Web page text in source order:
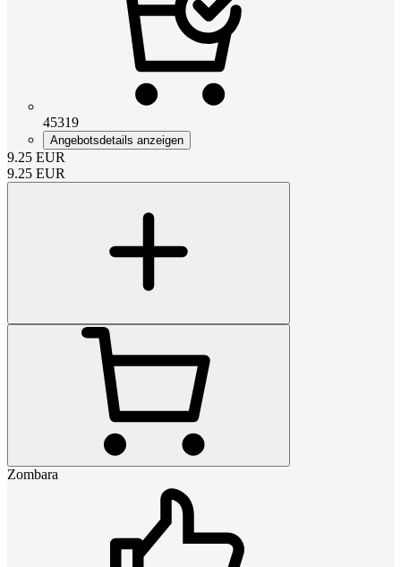
45319
Angebotsdetails anzeigen
9.25 EUR
9.25 EUR
Zombara